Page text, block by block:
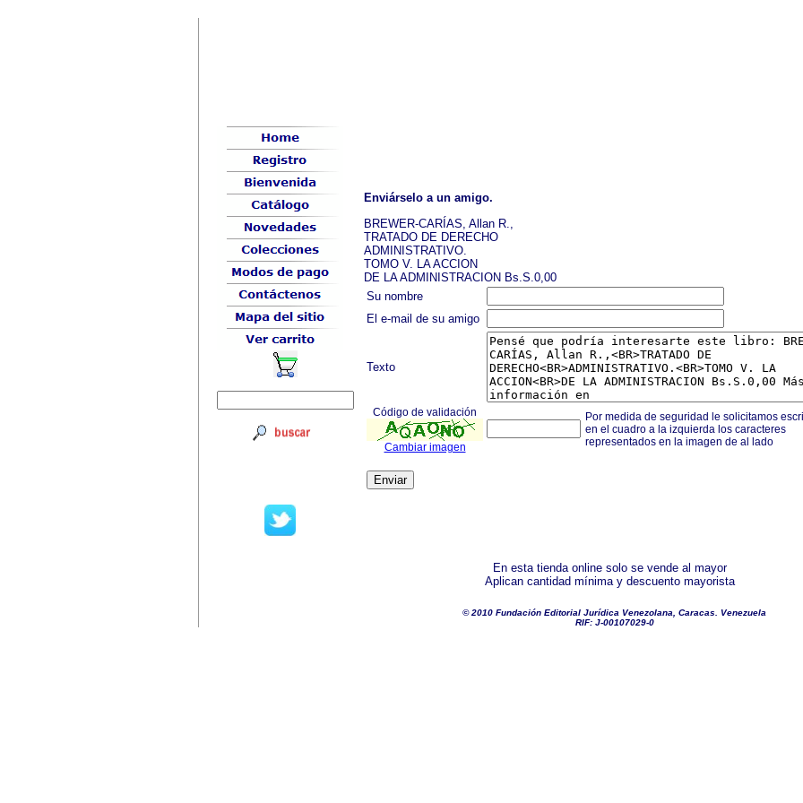
Enviárselo a un amigo.
BREWER-CARÍAS, Allan R.,
TRATADO DE DERECHO
ADMINISTRATIVO.
TOMO V. LA ACCION
DE LA ADMINISTRACION Bs.S.0,00
Su nombre
El e-mail de su amigo
Texto
Código de validación
Cambiar imagen
Por medida de seguridad le solicitamos
en el cuadro a la izquierda los caracteres
representados en la imagen de al lado
En esta tienda online solo se vende al mayor
Aplican cantidad mínima y descuento mayorista
© 2010 Fundación Editorial Jurídica Venezolana, Caracas. Venezuela
RIF: J-00107029-0